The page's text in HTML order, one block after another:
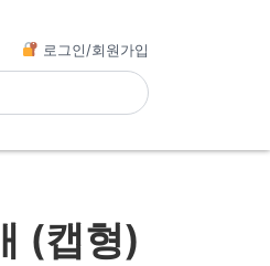
로그인/회원가입
(캡형)